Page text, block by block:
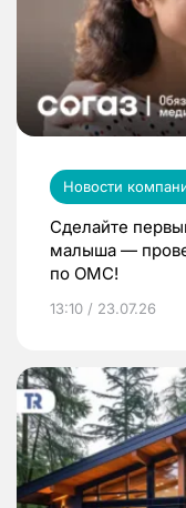
Новости
Сделайте
малыша —
по ОМС!
13:10 / 23.07.26